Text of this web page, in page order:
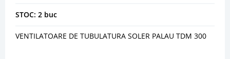
STOC: 2 buc
VENTILATOARE DE TUBULATURA SOLER PALAU TDM 300